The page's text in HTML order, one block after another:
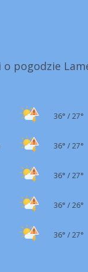
pogodzie
36° /27°
36° /27°
36° /27°
36° /26°
36° /27°